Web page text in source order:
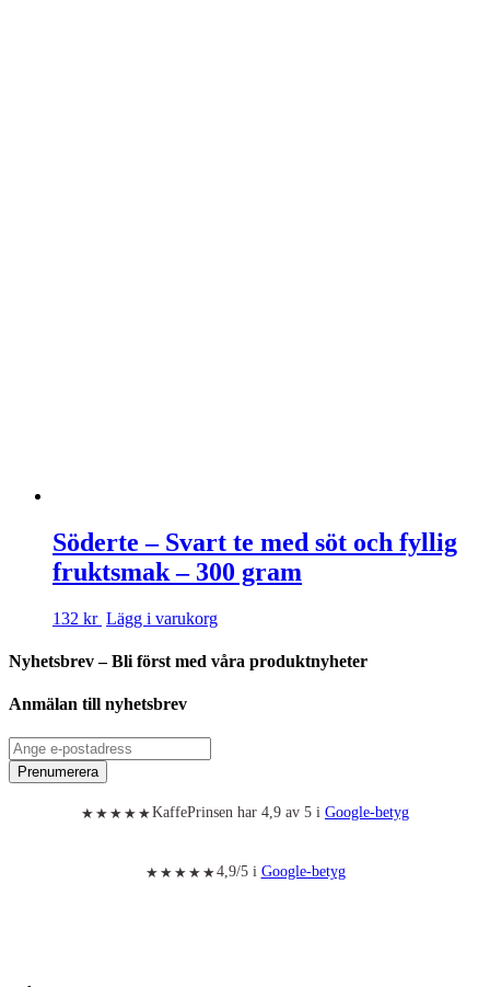
Söderte – Svart te med söt och fyllig
fruktsmak – 300 gram
132 kr Lägg i varukorg
Nyhetsbrev – Bli först med våra produktnyheter
Anmälan till nyhetsbrev
Prenumerera
★★★★★KaffePrinsen har 4,9 av 5 i Google-betyg
★★★★★4,9/5 i Google-betyg